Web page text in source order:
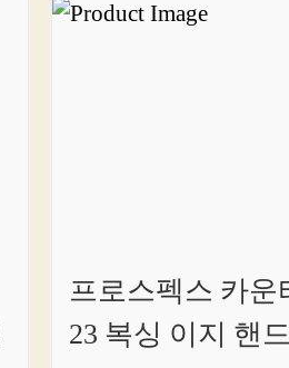
프로스펙스 카운
23 복싱 이지 핸